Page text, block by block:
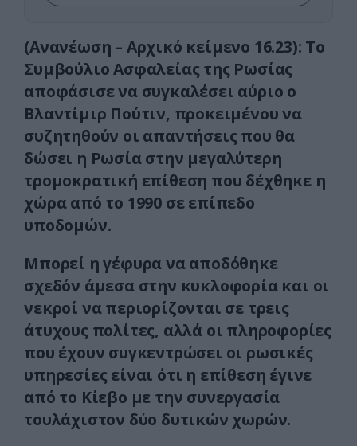
(Ανανέωση – Αρχικό κείμενο 16.23): Το
Συμβούλιο Ασφαλείας της Ρωσίας
αποφάσισε να συγκαλέσει αύριο ο
Βλαντίμιρ Πούτιν, προκειμένου να
συζητηθούν οι απαντήσεις που θα
δώσει η Ρωσία στην μεγαλύτερη
τρομοκρατική επίθεση που δέχθηκε η
χώρα από το 1990 σε επίπεδο
υποδομών.
Μπορεί η γέφυρα να αποδόθηκε
σχεδόν άμεσα στην κυκλοφορία και οι
νεκροί να περιορίζονται σε τρεις
άτυχους πολίτες, αλλά οι πληροφορίες
που έχουν συγκεντρώσει οι ρωσικές
υπηρεσίες είναι ότι η επίθεση έγινε
από το Κίεβο με την συνεργασία
τουλάχιστον δύο δυτικών χωρών.